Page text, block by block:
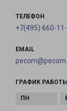
ТЕЛЕФОН
+7(495) 660-11-
EMAIL
ГРАФИК РАБОТЫ